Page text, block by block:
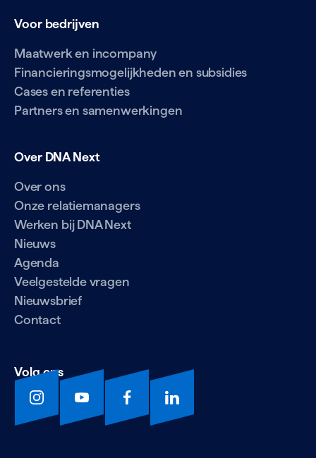
Voor bedrijven
Maatwerk en incompany
Financieringsmogelijkheden en subsidies
Cases en referenties
Partners en samenwerkingen
Over DNA Next
Over ons
Onze relatiemanagers
Werken bij DNA Next
Nieuws
Agenda
Veelgestelde vragen
Nieuwsbrief
Contact
Volg ons